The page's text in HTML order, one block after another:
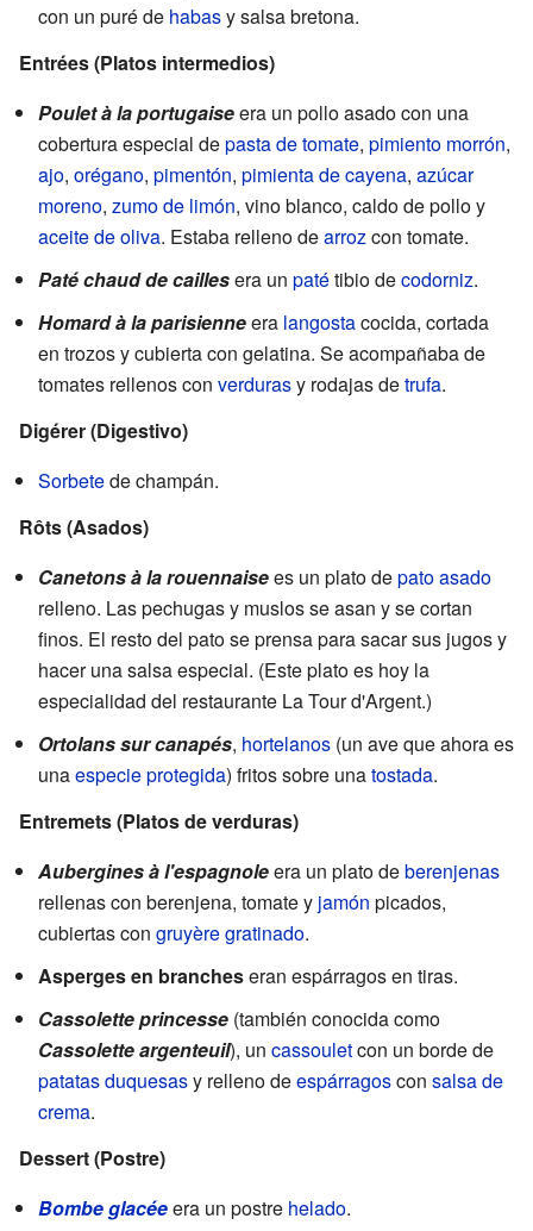
con un puré de habasy salsa bretona.
Entrées (Platos intermedios)
Poulet à la portugaiseera un pollo asado con una
cobertura especial depasta de tomate, pimiento morrón,
ajo, orégano, pimentón, pimienta de cayena, azúcar
moreno, zumo de limón, vino blanco, caldo de pollo y
aceite de oliva. Estaba relleno dearroz con tomate.
Paté chaud de caillesera un patétibio decodorniz.
Homard à la parisienneera langostacocida, cortada
en trozos y cubierta con gelatina. Se acompañaba de
tomates rellenos con verdurasy rodajas detrufa.
Digérer (Digestivo)
Sorbetede champán.
Rôts (Asados)
Canetons à la rouennaisees un plato depato asado
relleno. Las pechugas y muslos se asan y se cortan
finos. El resto del pato se prensa para sacar sus jugos y
hacer una salsa especial. (Este plato es hoy la
especialidad del restaurante La Tour d'Argent.)
Ortolans sur canapés, hortelanos (un ave que ahora es
unaespecie protegida) fritos sobre unatostada.
Entremets (Platos de verduras)
Aubergines à l'espagnoleera un plato deberenjenas
rellenas con berenjena, tomate y jamón picados,
cubiertas con gruyèregratinado.
Asperges en brancheseran espárragos en tiras.
Cassolette princesse (también conocida como
Cassolette argenteuil), un cassouletcon un borde de
patatas duquesasy relleno deespárragoscon salsa de
crema.
Dessert (Postre)
Bombe glacéeera un postre helado.